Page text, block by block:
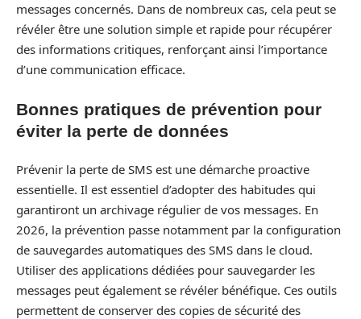
messages concernés. Dans de nombreux cas, cela peut se
révéler être une solution simple et rapide pour récupérer
des informations critiques, renforçant ainsi l’importance
d’une communication efficace.
Bonnes pratiques de prévention pour
éviter la perte de données
Prévenir la perte de SMS est une démarche proactive
essentielle. Il est essentiel d’adopter des habitudes qui
garantiront un archivage régulier de vos messages. En
2026, la prévention passe notamment par la configuration
de sauvegardes automatiques des SMS dans le cloud.
Utiliser des applications dédiées pour sauvegarder les
messages peut également se révéler bénéfique. Ces outils
permettent de conserver des copies de sécurité des